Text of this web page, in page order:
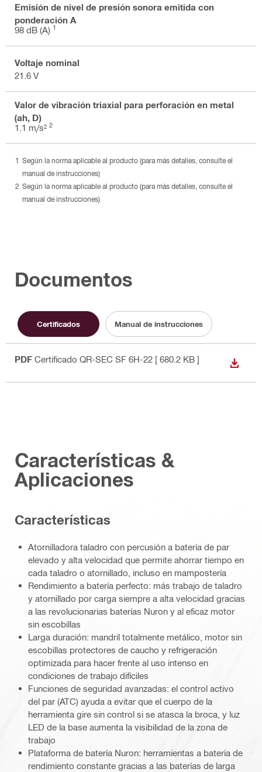
Emisión de nivel de presión sonora emitida con
ponderación A
98 dB (A) 1
Voltaje nominal
21.6 V
Valor de vibración triaxial para perforación en metal
(ah, D)
1.1 m/s² 2
Según la norma aplicable al producto (para más detalles, consulte el
manual de instrucciones)
Según la norma aplicable al producto (para más detalles, consulte el
manual de instrucciones)
Documentos
Certificados Manual de instrucciones
PDF Certificado QR-SEC SF 6H-22 [ 680.2 KB ]
Características &
Aplicaciones
Características
Atornilladora taladro con percusión a batería de par
elevado y alta velocidad que permite ahorrar tiempo en
cada taladro o atornillado, incluso en mampostería
Rendimiento a batería perfecto: más trabajo de taladro
y atornillado por carga siempre a alta velocidad gracias
a las revolucionarias baterías Nuron y al eficaz motor
sin escobillas
Larga duración: mandril totalmente metálico, motor sin
escobillas protectores de caucho y refrigeración
optimizada para hacer frente al uso intenso en
condiciones de trabajo difíciles
Funciones de seguridad avanzadas: el control activo
del par (ATC) ayuda a evitar que el cuerpo de la
herramienta gire sin control si se atasca la broca, y luz
LED de la base aumenta la visibilidad de la zona de
trabajo
Plataforma de batería Nuron: herramientas a batería de
rendimiento constante gracias a las baterías de larga